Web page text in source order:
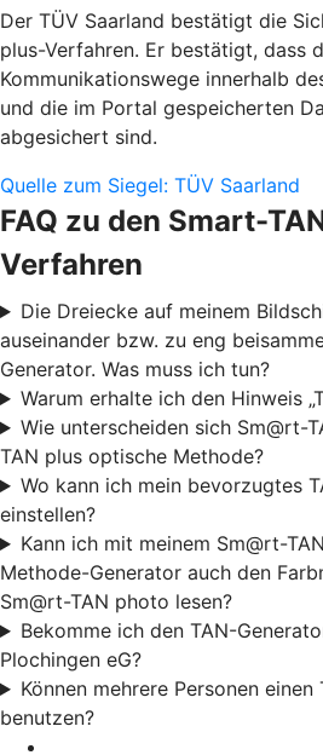
Der TÜV Saarland bestätigt die
plus-Verfahren. Er bestätigt, dass
Kommunikationswege innerhalb
und die im Portal gespeicherten
abgesichert sind.
Quelle zum Siegel: TÜV Saarland
FAQ zu den Smart-
Verfahren
Die Dreiecke auf meinem
auseinander bzw. zu eng
Generator. Was muss ich tun?
Warum erhalte ich den Hinweis
Wie unterscheiden sich Sm@rt-
TAN plus optische Methode?
Wo kann ich mein bevorzugtes
einstellen?
Kann ich mit meinem Sm@rt-
Methode-Generator auch den
Sm@rt-TAN photo lesen?
Bekomme ich den TAN-
Plochingen eG?
Können mehrere Personen
benutzen?